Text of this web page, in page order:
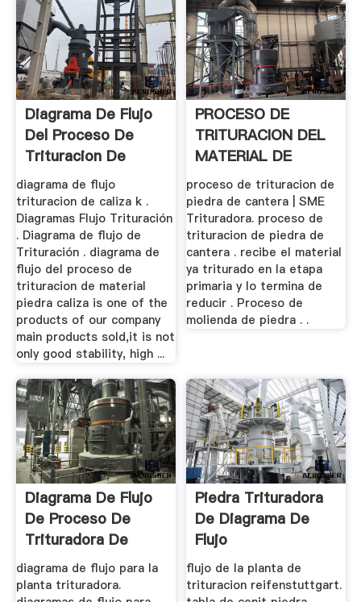
Diagrama De Flujo
Del Proceso De
Trituracion De
Material ...
diagrama de flujo
trituracion de caliza k .
Diagramas Flujo Trituración
. Diagrama de flujo de
Trituración . diagrama de
flujo del proceso de
trituracion de material
piedra caliza is one of the
products of our company
main products sold,it is not
only good stability, high ...
PROCESO DE
TRITURACION DEL
MATERIAL DE
PIEDRA ...
proceso de trituracion de
piedra de cantera | SME
Trituradora. proceso de
trituracion de piedra de
cantera . recibe el material
ya triturado en la etapa
primaria y lo termina de
reducir . Proceso de
molienda de piedra . .
Diagrama De Flujo
De Proceso De
Trituradora De
Piedra
diagrama de flujo para la
planta trituradora.
Piedra Trituradora
De Diagrama De
Flujo
flujo de la planta de
trituracion reifenstuttgart.